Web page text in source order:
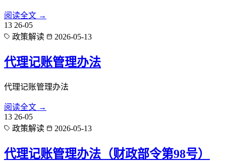
阅读全文 →
13 26-05
政策解读
2026-05-13
代理记账管理办法
代理记账管理办法
阅读全文 →
13 26-05
政策解读
2026-05-13
代理记账管理办法（财政部令第98号）